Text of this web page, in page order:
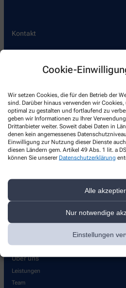
Cookie-
Wir setzen Cookies, die für den Betrieb der
sind. Darüber hinaus verwenden wir
optimal zu gestalten und fortlaufend zu
geben wir Informationen zu Ihrer
Drittanbieter weiter. Soweit dabei Daten in
denen kein angemessenes
Einwilligung zur Nutzung dieser Dienste
diesen Ländern gem. Artikel 49 Abs. 1 lit. a
können Sie unserer Datenschutzerklärung
Alle
Nur notwendige
Einstellungen
Kontakt
Wolbecker Straße 226,48155 Münster
0251/53 01 93 38
+49-1729518445
margareten-apotheke@t-online.de
Über uns
Leistungen
Team